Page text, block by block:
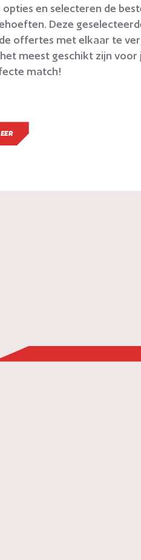
opties en selecteren de
Deze
offertes met elkaar te
meest geschikt zijn
match!